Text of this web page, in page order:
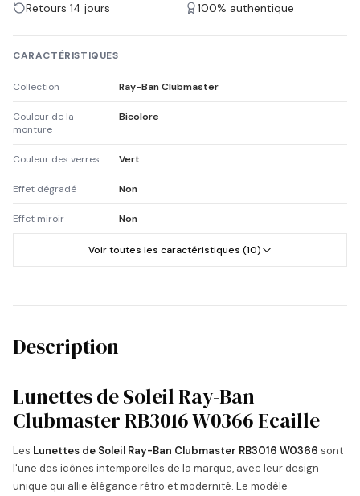
Retours 14 jours
100% authentique
CARACTÉRISTIQUES
Collection Ray-Ban Clubmaster
Couleur de la
monture
Bicolore
Couleur des verres Vert
Effet dégradé Non
Effet miroir Non
Voir toutes les caractéristiques (10)
Description
Lunettes de Soleil Ray-Ban
Clubmaster RB3016 W0366 Ecaille
Les Lunettes de Soleil Ray-Ban Clubmaster RB3016 W0366 sont
l'une des icônes intemporelles de la marque, avec leur design
unique qui allie élégance rétro et modernité. Le modèle